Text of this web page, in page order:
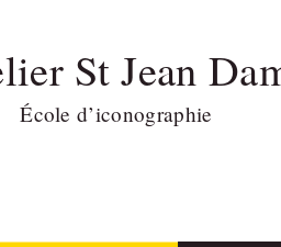
St Jean
École d’iconographie